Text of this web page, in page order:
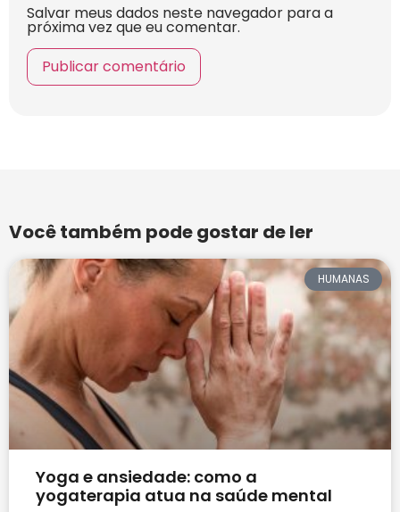
Salvar meus dados neste navegador para a
próxima vez que eu comentar.
Você também pode gostar de ler
HUMANAS
Yoga e ansiedade: como a
yogaterapia atua na saúde mental